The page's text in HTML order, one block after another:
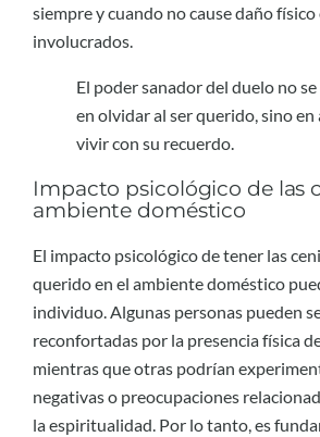
siempre y cuando no cause daño
involucrados.
El poder sanador del duelo no
en olvidar al ser querido, sino en
vivir con su recuerdo.
Impacto psicológico de las
ambiente doméstico
El impacto psicológico de tener las
querido en el ambiente doméstico
individuo. Algunas personas pueden
reconfortadas por la presencia física
mientras que otras podrían
negativas o preocupaciones
la espiritualidad. Por lo tanto, es